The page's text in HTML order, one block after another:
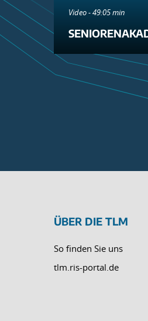
Video - 49:05 min
ÜBER DIE TLM
So finden Sie uns
tlm.ris-portal.de